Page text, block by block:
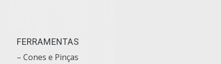
FERRAMENTAS
– Cones e Pinças